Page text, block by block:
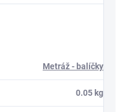
Metráž - balíčky
0.05 kg